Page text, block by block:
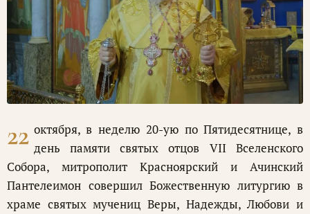
22 октября, в неделю 20-ую по Пятидесятнице, в
день памяти святых отцов VII Вселенского
Собора, митрополит Красноярский и Ачинский
Пантелеимон совершил Божественную литургию в
храме святых мучениц Веры, Надежды, Любови и